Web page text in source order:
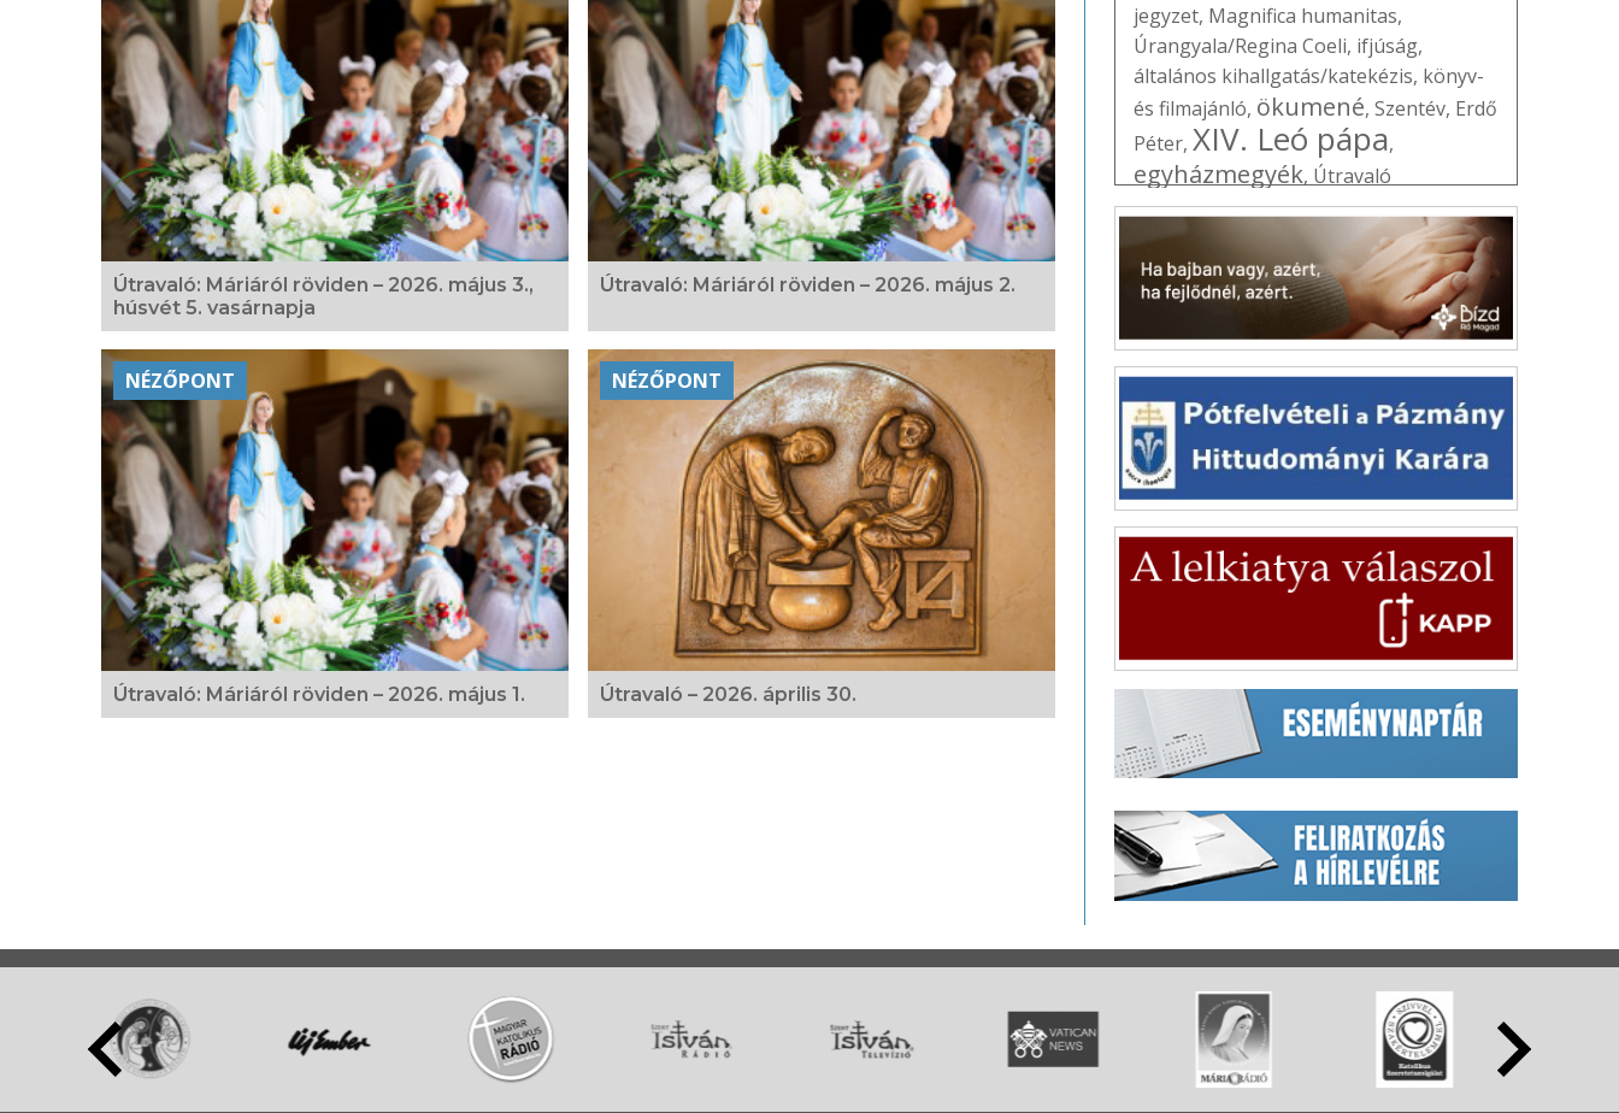
Útravaló: Máriáról röviden – 2026. május 3.,
húsvét 5. vasárnapja
Útravaló: Máriáról röviden – 2026. május 2.
NÉZŐPONT
Útravaló: Máriáról röviden – 2026. május 1.
NÉZŐPONT
Útravaló – 2026. április 30.
jegyzet, Magnifica humanitas,
Úrangyala/Regina Coeli, ifjúság,
általános kihallgatás/katekézis, könyv-
és filmajánló, ökumené, Szentév, Erdő
Péter, XIV. Leó pápa,
egyházmegyék, Útravaló